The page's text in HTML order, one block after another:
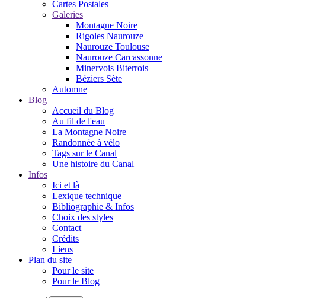
Cartes Postales
Galeries
Montagne Noire
Rigoles Naurouze
Naurouze Toulouse
Naurouze Carcassonne
Minervois Biterrois
Béziers Sète
Automne
Blog
Accueil du Blog
Au fil de l'eau
La Montagne Noire
Randonnée à vélo
Tags sur le Canal
Une histoire du Canal
Infos
Ici et là
Lexique technique
Bibliographie & Infos
Choix des styles
Contact
Crédits
Liens
Plan du site
Pour le site
Pour le Blog